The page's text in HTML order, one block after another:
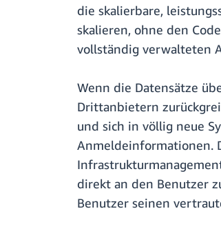
die skalierbare,
skalieren, ohne den
vollständig verwalteten
Wenn die Datensätze
Drittanbietern
und sich in völlig neue
Anmeldeinformationen.
direkt an den Benutzer
Benutzer seinen